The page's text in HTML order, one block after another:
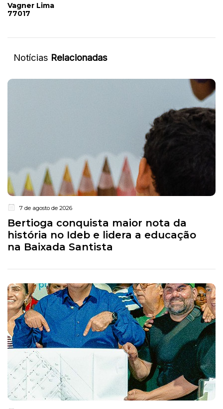
Vagner Lima
77017
Notícias Relacionadas
7 de agosto de 2026
Bertioga conquista maior nota da
história no Ideb e lidera a educação
na Baixada Santista